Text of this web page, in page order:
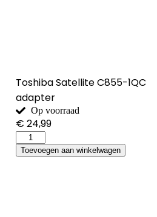
Toshiba Satellite C855-1QC
adapter
Op voorraad
€ 24,99
Toevoegen aan winkelwagen